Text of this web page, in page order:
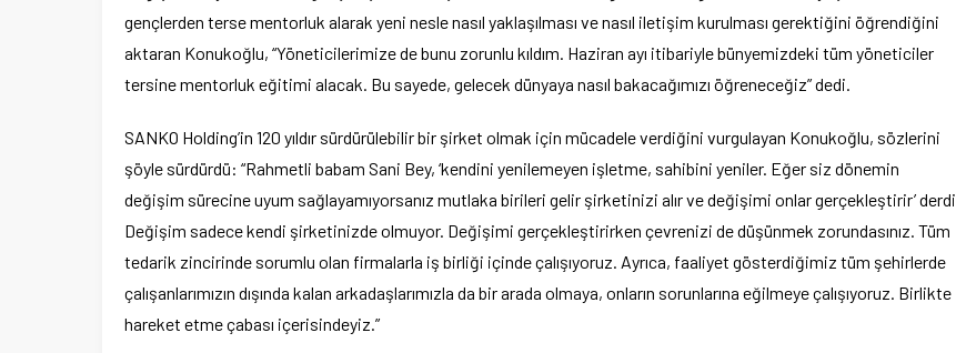
gençlerden terse mentorluk alarak yeni nesle nasıl yaklaşılması ve nasıl iletişim kurulması gerektiğini öğrendiğini
aktaran Konukoğlu, “Yöneticilerimize de bunu zorunlu kıldım. Haziran ayı itibariyle bünyemizdeki tüm yöneticiler
tersine mentorluk eğitimi alacak. Bu sayede, gelecek dünyaya nasıl bakacağımızı öğreneceğiz” dedi.
SANKO Holding’in 120 yıldır sürdürülebilir bir şirket olmak için mücadele verdiğini vurgulayan Konukoğlu, sözlerini
şöyle sürdürdü: “Rahmetli babam Sani Bey, ‘kendini yenilemeyen işletme, sahibini yeniler. Eğer siz dönemin
değişim sürecine uyum sağlayamıyorsanız mutlaka birileri gelir şirketinizi alır ve değişimi onlar gerçekleştirir’ derdi.
Değişim sadece kendi şirketinizde olmuyor. Değişimi gerçekleştirirken çevrenizi de düşünmek zorundasınız. Tüm
tedarik zincirinde sorumlu olan firmalarla iş birliği içinde çalışıyoruz. Ayrıca, faaliyet gösterdiğimiz tüm şehirlerde
çalışanlarımızın dışında kalan arkadaşlarımızla da bir arada olmaya, onların sorunlarına eğilmeye çalışıyoruz. Birlikte
hareket etme çabası içerisindeyiz.”